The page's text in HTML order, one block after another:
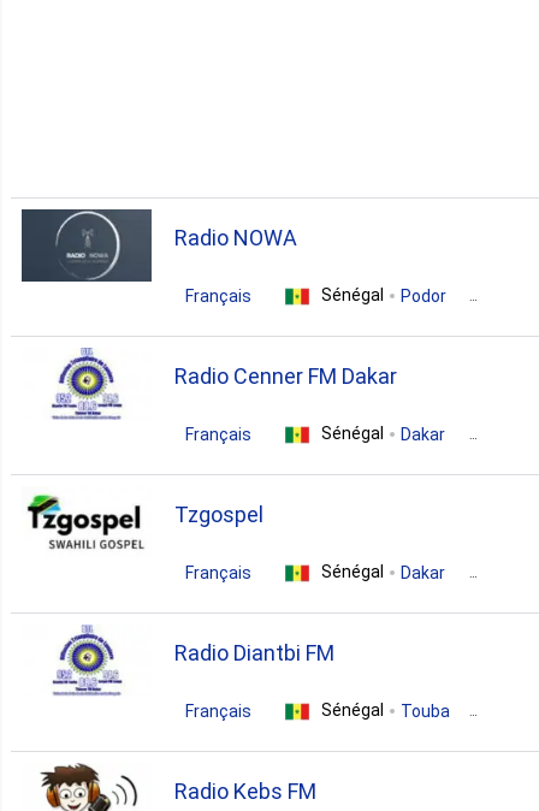
2. Mbake
1. Podor
1. Saint Louis
1. Soun Wolof
Radio NOWA
Français Sénégal Podor
Radio Cenner FM Dakar
Français Sénégal Dakar
Tzgospel
Français Sénégal Dakar
Radio Diantbi FM
Français Sénégal Touba
Radio Kebs FM